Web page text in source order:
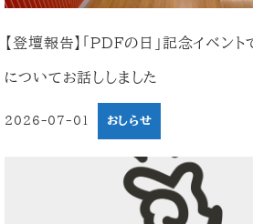
【登壇報告】「PDFの日」記念イベン
についてお話ししました
2026-07-01 おしらせ